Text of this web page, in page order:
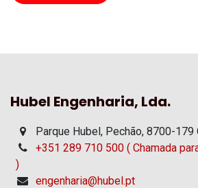
Hubel Engenharia, Lda.
Parque Hubel, Pechão, 8700-179
+351 289 710 500 ( Chamada
)
engenharia@hubel.pt